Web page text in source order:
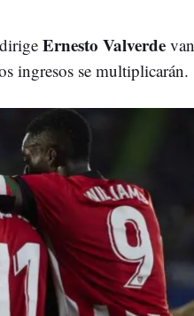
Ernesto Valverde van
ingresos se multiplicarán.